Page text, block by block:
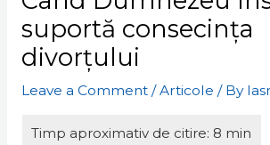
suportă consecința
divorțului
Leave a Comment /Articole / By